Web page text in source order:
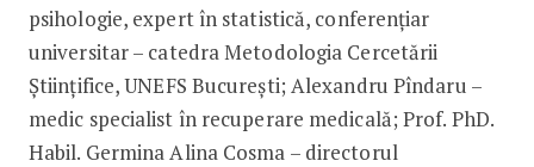
psihologie, expert în statistică, conferențiar
universitar – catedra Metodologia Cercetării
Științifice, UNEFS București; Alexandru Pîndaru –
medic specialist în recuperare medicală; Prof. PhD.
Habil. Germina Alina Cosma – directorul